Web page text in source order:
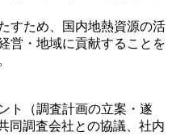
すため、国内地熱資源の活
営・地域に貢献することを
ト（調査計画の立案・遂
同調査会社との協議、社内